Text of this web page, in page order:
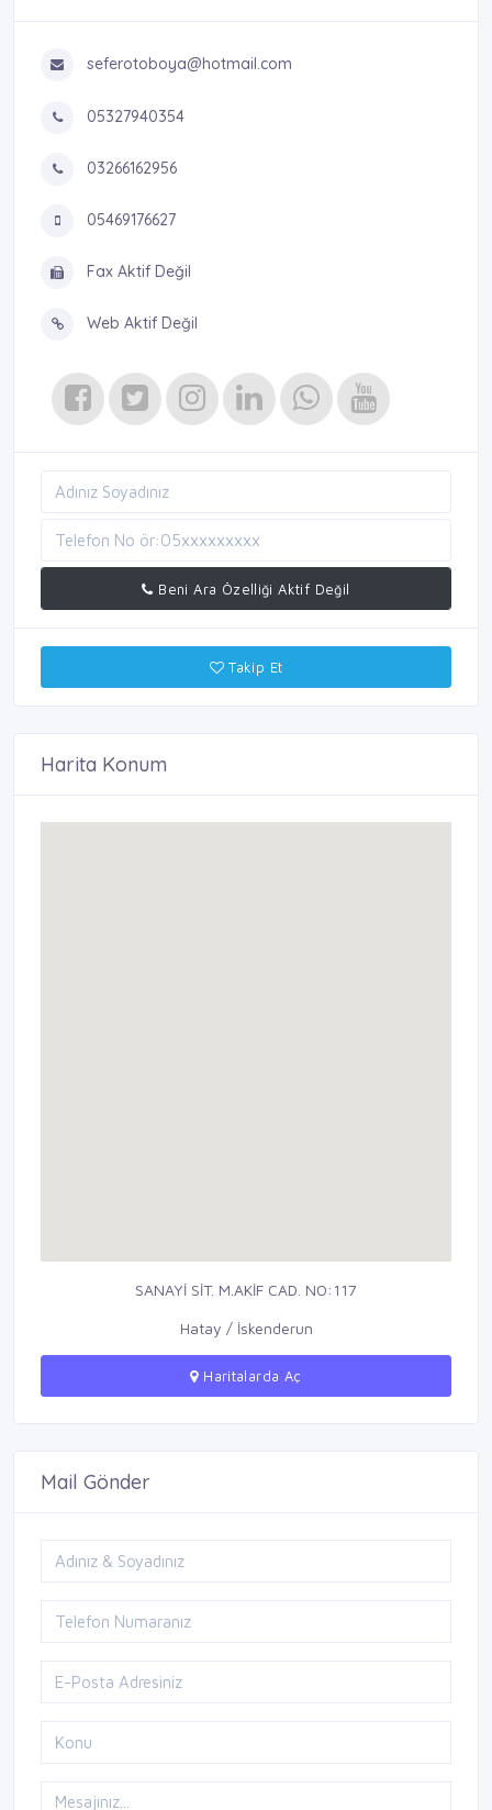
seferotoboya@hotmail.com
05327940354
03266162956
05469176627
Fax Aktif Değil
Web Aktif Değil
Beni Ara Özelliği Aktif Değil
Takip Et
Harita Konum
SANAYİ SİT. M.AKİF CAD. NO:117
Hatay / İskenderun
Haritalarda Aç
Mail Gönder